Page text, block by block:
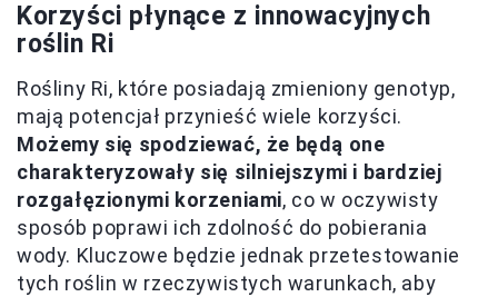
Korzyści płynące z innowacyjnych
roślin Ri
Rośliny Ri, które posiadają zmieniony genotyp,
mają potencjał przynieść wiele korzyści.
Możemy się spodziewać, że będą one
charakteryzowały się silniejszymi i bardziej
rozgałęzionymi korzeniami, co w oczywisty
sposób poprawi ich zdolność do pobierania
wody. Kluczowe będzie jednak przetestowanie
tych roślin w rzeczywistych warunkach, aby